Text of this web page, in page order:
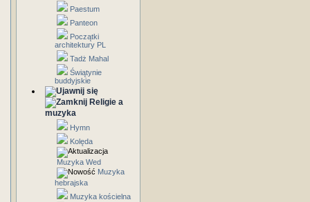
Paestum
Panteon
Początki
architektury PL
Tadż Mahal
Świątynie
buddyjskie
Religie a
muzyka
Hymn
Kolęda
Muzyka Wed
Muzyka
hebrajska
Muzyka kościelna